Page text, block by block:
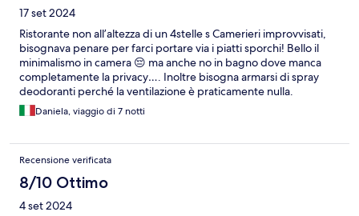
17 set 2024
Ristorante non all’altezza di un 4stelle s Camerieri improvvisati,
bisognava penare per farci portare via i piatti sporchi! Bello il
minimalismo in camera 😔 ma anche no in bagno dove manca
completamente la privacy…. Inoltre bisogna armarsi di spray
deodoranti perché la ventilazione è praticamente nulla.
Daniela, viaggio di 7 notti
Recensione verificata
8/10 Ottimo
4 set 2024